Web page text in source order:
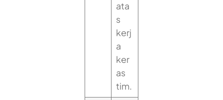
ata
s
kerj
a
ker
as
tim.